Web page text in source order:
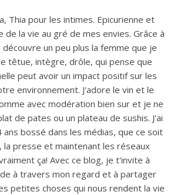
Thia pour les intimes. Epicurienne et
la vie au gré de mes envies. Grâce à
un peu plus la femme que je
têtue, intègre, drôle, qui pense que
peut avoir un impact positif sur les
environnement. J'adore le vin et le
avec modération bien sur et je ne
de pates ou un plateau de sushis. J'ai
ans bossé dans les médias, que ce soit
la presse et maintenant les réseaux
ça! Avec ce blog, je t'invite à
à travers mon regard et à partager
petites choses qui nous rendent la vie